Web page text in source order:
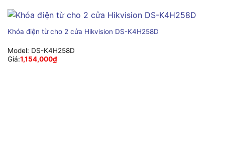
Khóa điện từ cho 2 cửa Hikvision DS-K4H258D
Model: DS-K4H258D
Giá:1,154,000₫